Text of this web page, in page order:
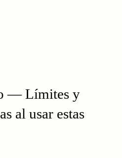
— Límites y
al usar estas